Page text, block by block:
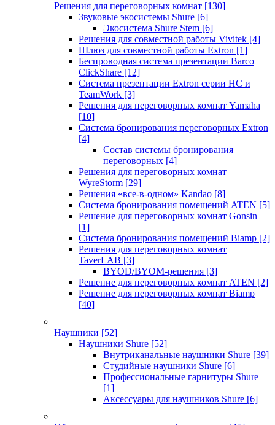
Решения для переговорных комнат [130]
Звуковые экосистемы Shure [6]
Экосистема Shure Stem [6]
Решения для совместной работы Vivitek [4]
Шлюз для совместной работы Extron [1]
Беспроводная система презентации Barco
ClickShare [12]
Система презентации Extron серии HC и
TeamWork [3]
Решения для переговорных комнат Yamaha
[10]
Система бронирования переговорных Extron
[4]
Состав системы бронирования
переговорных [4]
Решения для переговорных комнат
WyreStorm [29]
Решения «все-в-одном» Kandao [8]
Система бронирования помещений ATEN [5]
Решение для переговорных комнат Gonsin
[1]
Система бронирования помещений Biamp [2]
Решения для переговорных комнат
TaverLAB [3]
BYOD/BYOM-решения [3]
Решение для переговорных комнат ATEN [2]
Решение для переговорных комнат Biamp
[40]
Наушники [52]
Наушники Shure [52]
Внутриканальные наушники Shure [39]
Студийные наушники Shure [6]
Профессиональные гарнитуры Shure
[1]
Аксессуары для наушников Shure [6]